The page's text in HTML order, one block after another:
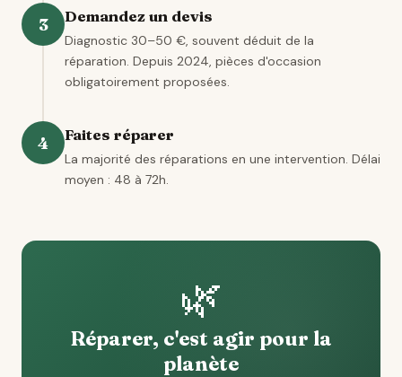
3 Demandez un devis
Diagnostic 30–50 €, souvent déduit de la
réparation. Depuis 2024, pièces d'occasion
obligatoirement proposées.
4 Faites réparer
La majorité des réparations en une intervention. Délai
moyen : 48 à 72h.
🌿
Réparer, c'est agir pour la
planète